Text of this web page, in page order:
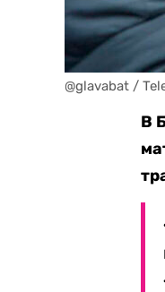
@glavabat /
В